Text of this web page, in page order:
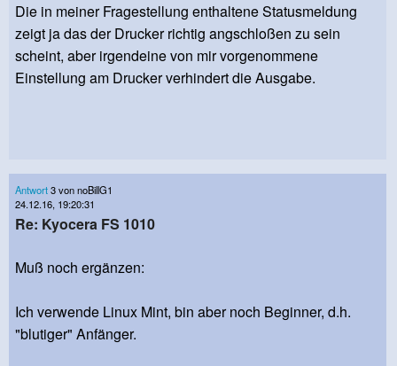
Die in meiner Fragestellung enthaltene Statusmeldung
zeigt ja das der Drucker richtig angschloßen zu sein
scheint, aber irgendeine von mir vorgenommene
Einstellung am Drucker verhindert die Ausgabe.
Antwort3 von noBillG1
24.12.16, 19:20:31
Re: Kyocera FS 1010
Muß noch ergänzen:
Ich verwende Linux Mint, bin aber noch Beginner, d.h.
"blutiger" Anfänger.